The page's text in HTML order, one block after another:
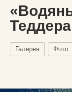
Теддера
Галерея Фото